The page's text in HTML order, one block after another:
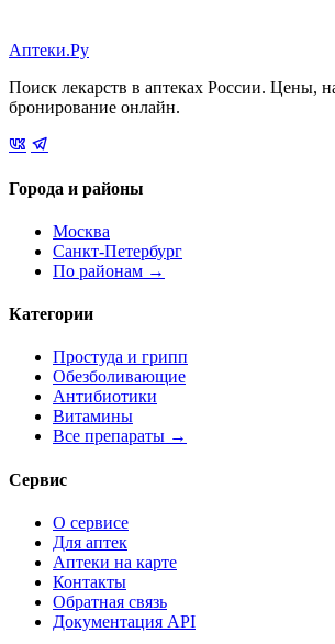
Аптеки.Ру
Поиск лекарств в аптеках России. Цены,
бронирование онлайн.
Города и районы
Москва
Санкт-Петербург
По районам →
Категории
Простуда и грипп
Обезболивающие
Антибиотики
Витамины
Все препараты →
Сервис
О сервисе
Для аптек
Аптеки на карте
Контакты
Обратная связь
Документация API